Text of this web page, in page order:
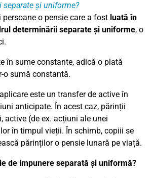
separate și uniforme?
o pensie care a fost luată în
determinării separate și uniforme, o
în sume constante, adică o plată
o sumă constantă.
este un transfer de active în
anticipate. În acest caz, părinții
active (de ex. acțiuni ale unei
în timpul vieții. În schimb, copiii se
părinților o pensie lunară pe viață.
de impunere separată și uniformă?